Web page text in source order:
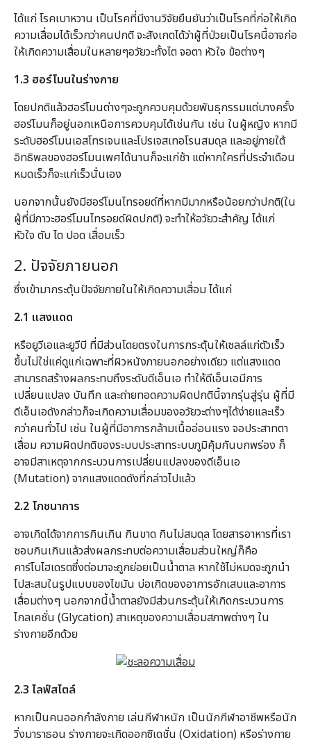
ได้แก่ โรคเบาหวาน เป็นโรคที่มีงานวิจัยยืนยันว่าเป็นโรคที่ก่อให้เกิด
ความเสื่อมได้เร็วกว่าคนปกติ จะสังเกตได้ว่าผู้ที่ป่วยเป็นโรคนี้อาจก่อ
ให้เกิดความเสื่อมในหลายๆอวัยวะทั้งไต จอตา หัวใจ ข้อต่างๆ
1.3 ฮอร์โมนในร่างกาย
โดยปกติแล้วฮอร์โมนต่างๆจะถูกควบคุมด้วยพันธุกรรมแต่บางครั้ง
ฮอร์โมนก็อยู่นอกเหนือการควบคุมได้เช่นกัน เช่น ในผู้หญิง หากมี
ระดับฮอร์โมนเอสโทรเจนและโปรเจสเทอโรนสมดุล และอยู่ภายใต้
อิทธิพลของฮอร์โมนเพศได้นานก็จะแก่ช้า แต่หากใครที่ประจำเดือน
หมดเร็วก็จะแก่เร็วนั่นเอง
นอกจากนั้นยังมีฮอร์โมนไทรอยด์ที่หากมีมากหรือน้อยกว่าปกติ(ใน
ผู้ที่มีภาวะฮอร์โมนไทรอยด์ผิดปกติ) จะทำให้อวัยวะสำคัญ ได้แก่
หัวใจ ตับ ไต ปอด เสื่อมเร็ว
2. ปัจจัยภายนอก
ซึ่งเข้ามากระตุ้นปัจจัยภายในให้เกิดความเสื่อม ได้แก่
2.1 แสงแดด
หรือยูวีเอและยูวีบี ที่มีส่วนโดยตรงในการกระตุ้นให้เซลล์แก่ตัวเร็ว
ขึ้นไม่ใช่แค่ดูแก่เฉพาะที่ผิวหนังภายนอกอย่างเดียว แต่แสงแดด
สามารถสร้างผลกระทบถึงระดับดีเอ็นเอ ทำให้ดีเอ็นเอมีการ
เปลี่ยนแปลง บันทึก และถ่ายทอดความผิดปกตินี้จากรุ่นสู่รุ่น ผู้ที่มี
ดีเอ็นเอดังกล่าวก็จะเกิดความเสื่อมของอวัยวะต่างๆได้ง่ายและเร็ว
กว่าคนทั่วไป เช่น ในผู้ที่มีอาการกล้ามเนื้ออ่อนแรง จอประสาทตา
เสื่อม ความผิดปกติของระบบประสาทระบบภูมิคุ้มกันบกพร่อง ก็
อาจมีสาเหตุจากกระบวนการเปลี่ยนแปลงของดีเอ็นเอ
(Mutation) จากแสงแดดดังที่กล่าวไปแล้ว
2.2 โภชนาการ
อาจเกิดได้จากการกินเกิน กินขาด กินไม่สมดุล โดยสารอาหารที่เรา
ชอบกินเกินแล้วส่งผลกระทบต่อความเสื่อมส่วนใหญ่ก็คือ
คาร์โบไฮเดรตซึ่งต่อมาจะถูกย่อยเป็นน้ำตาล หากใช้ไม่หมดจะถูกนำ
ไปสะสมในรูปแบบของไขมัน บ่อเกิดของอาการอักเสบและอาการ
เสื่อมต่างๆ นอกจากนี้น้ำตาลยังมีส่วนกระตุ้นให้เกิดกระบวนการ
ไกลเคชั่น (Glycation) สาเหตุของความเสื่อมสภาพต่างๆ ใน
ร่างกายอีกด้วย
2.3 ไลฟ์สไตล์
หากเป็นคนออกกำลังกาย เล่นกีฬาหนัก เป็นนักกีฬาอาชีพหรือนัก
วิ่งมาราธอน ร่างกายจะเกิดออกซิเดชั่น (Oxidation) หรือร่างกาย